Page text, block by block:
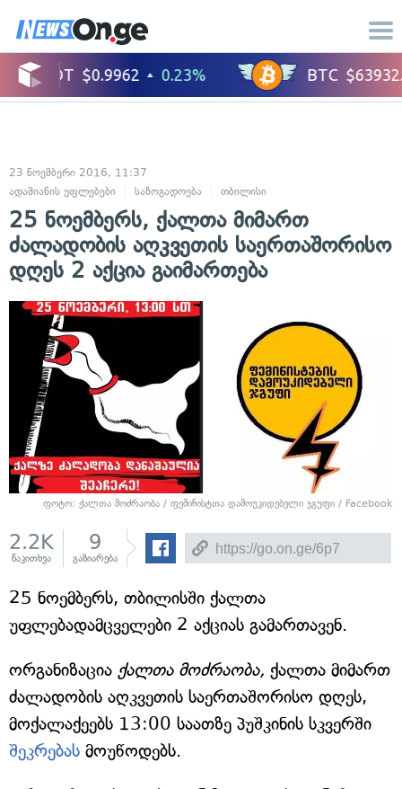
23 ნოემბერი 2016, 11:37
ადამიანის უფლებები
საზოგადოება თბილისი
25 ნოემბერს, ქალთა მიმართ
ძალადობის აღკვეთის საერთაშორისო
დღეს 2 აქცია გაიმართება
ფოტო: ქალთა მოძრაობა / ფემინისტთა დამოუკიდებელი ჯგუფი / Facebook
2.2K
წაკითხვა
9
გაზიარება
25 ნოემბერს, თბილისში ქალთა
უფლებადამცველები 2 აქციას გამართავენ.
ორგანიზაცია ქალთა მოძრაობა, ქალთა მიმართ
ძალადობის აღკვეთის საერთაშორისო დღეს,
მოქალაქეებს 13:00 საათზე პუშკინის სკვერში
შეკრებას მოუწოდებს.